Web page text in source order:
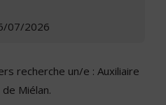
07/2026
un/e : Auxiliaire
Miélan.